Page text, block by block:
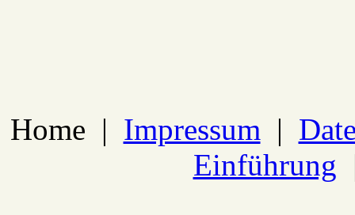
Home | Impressum |
Einführung